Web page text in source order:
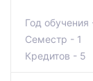
Год обучения
Семестр - 1
Кредитов - 5